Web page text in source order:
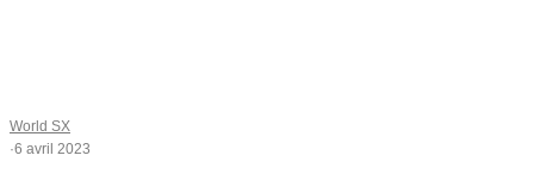
World SX
·6 avril 2023